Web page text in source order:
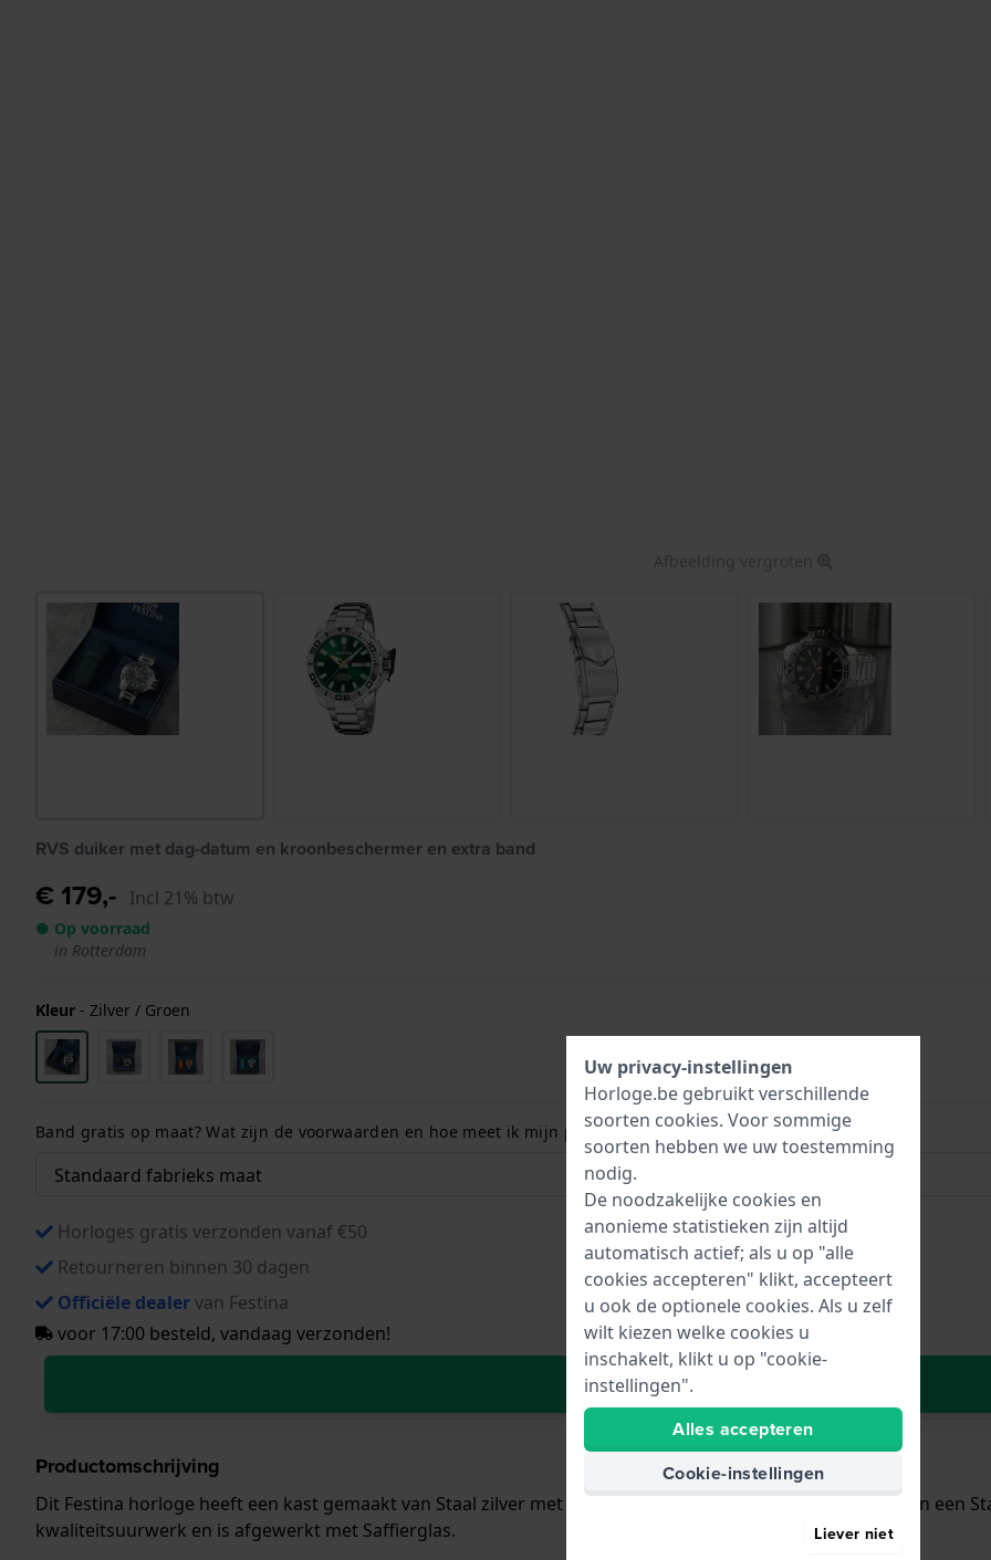
Afbeelding vergroten
RVS duiker met dag-datum en kroonbeschermer en extra band
€ 179,- Incl 21% btw
● Op voorraad
in Rotterdam
Kleur - Zilver / Groen
Band gratis op maat? Wat zijn de voorwaarden en hoe meet ik mijn polsmaat? Lees meer:
Horloges gratis verzonden vanaf €50
Retourneren binnen 30 dagen
Officiële dealervan Festina
voor 17:00 besteld, vandaag verzonden!
In Winkelwagen
Productomschrijving
Dit Festina horloge heeft een kast gemaakt van Staal zilver met een diameter van 46 mm en is voorzien van een
kwaliteitsuurwerk en is afgewerkt met Saffierglas.
Uw privacy-instellingen
Horloge.be gebruikt verschillende
soorten cookies. Voor sommige
soorten hebben we uw toestemming
nodig.
De noodzakelijke cookies en
anonieme statistieken zijn altijd
automatisch actief; als u op "alle
cookies accepteren" klikt, accepteert
u ook de optionele cookies. Als u zelf
wilt kiezen welke cookies u
inschakelt, klikt u op "cookie-
instellingen".
Alles accepteren
Cookie-instellingen
Liever niet